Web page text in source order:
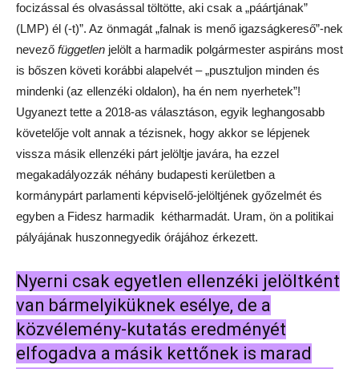
focizással és olvasással töltötte, aki csak a „páártjának”
(LMP) él (-t)”. Az önmagát „falnak is menő igazságkereső”-nek
nevező független jelölt a harmadik polgármester aspiráns most
is bőszen követi korábbi alapelvét – „pusztuljon minden és
mindenki (az ellenzéki oldalon), ha én nem nyerhetek”!
Ugyanezt tette a 2018-as választáson, egyik leghangosabb
követelője volt annak a tézisnek, hogy akkor se lépjenek
vissza másik ellenzéki párt jelöltje javára, ha ezzel
megakadályozzák néhány budapesti kerületben a
kormánypárt parlamenti képviselő-jelöltjének győzelmét és
egyben a Fidesz harmadik kétharmadát. Uram, ön a politikai
pályájának huszonnegyedik órájához érkezett.
Nyerni csak egyetlen ellenzéki jelöltként
van bármelyiküknek esélye, de a
közvélemény-kutatás eredményét
elfogadva a másik kettőnek is marad